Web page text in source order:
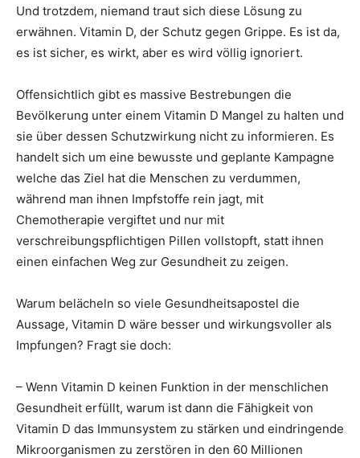
Und trotzdem, niemand traut sich diese Lösung zu
erwähnen. Vitamin D, der Schutz gegen Grippe. Es ist da,
es ist sicher, es wirkt, aber es wird völlig ignoriert.
Offensichtlich gibt es massive Bestrebungen die
Bevölkerung unter einem Vitamin D Mangel zu halten und
sie über dessen Schutzwirkung nicht zu informieren. Es
handelt sich um eine bewusste und geplante Kampagne
welche das Ziel hat die Menschen zu verdummen,
während man ihnen Impfstoffe rein jagt, mit
Chemotherapie vergiftet und nur mit
verschreibungspflichtigen Pillen vollstopft, statt ihnen
einen einfachen Weg zur Gesundheit zu zeigen.
Warum belächeln so viele Gesundheitsapostel die
Aussage, Vitamin D wäre besser und wirkungsvoller als
Impfungen? Fragt sie doch:
– Wenn Vitamin D keinen Funktion in der menschlichen
Gesundheit erfüllt, warum ist dann die Fähigkeit von
Vitamin D das Immunsystem zu stärken und eindringende
Mikroorganismen zu zerstören in den 60 Millionen